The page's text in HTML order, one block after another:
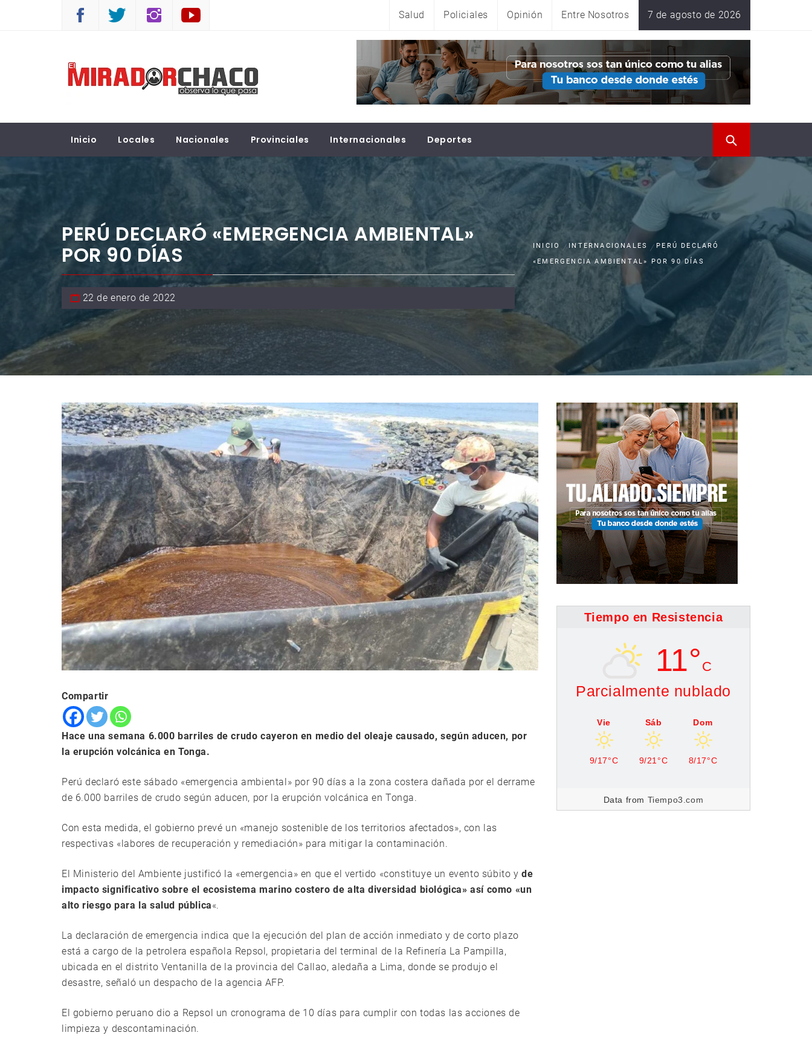
Salud Policiales Opinión Entre Nosotros 7 de agosto de 2026
EL MIRADOR CHACO
Inicio Locales Nacionales Provinciales Internacionales Deportes
PERÚ DECLARÓ «EMERGENCIA AMBIENTAL»
POR 90 DÍAS
22 de enero de 2022
INICIO INTERNACIONALES
PERÚ DECLARÓ
«EMERGENCIA AMBIENTAL» POR 90 DÍAS
Compartir
Hace una semana 6.000 barriles de crudo cayeron en medio del oleaje causado, según aducen, por
la erupción volcánica en Tonga.
Perú declaró este sábado «emergencia ambiental» por 90 días a la zona costera dañada por el derrame
de 6.000 barriles de crudo según aducen, por la erupción volcánica en Tonga.
Con esta medida, el gobierno prevé un «manejo sostenible de los territorios afectados», con las
respectivas «labores de recuperación y remediación» para mitigar la contaminación.
El Ministerio del Ambiente justificó la «emergencia» en que el vertido «constituye un evento súbito yde
impacto significativo sobre el ecosistema marino costero de alta diversidad biológica» así como «un
alto riesgo para la salud pública«.
La declaración de emergencia indica que la ejecución del plan de acción inmediato y de corto plazo
está a cargo de la petrolera española Repsol, propietaria del terminal de la Refinería La Pampilla,
ubicada en el distrito Ventanilla de la provincia del Callao, aledaña a Lima, donde se produjo el
desastre, señaló un despacho de la agencia AFP.
El gobierno peruano dio a Repsol un cronograma de 10 días para cumplir con todas las acciones de
limpieza y descontaminación.
Tiempo en Resistencia
11° C
Parcialmente nublado
Vie
9/17°C
Sáb
9/21°C
Dom
8/17°C
Data from Tiempo3.com